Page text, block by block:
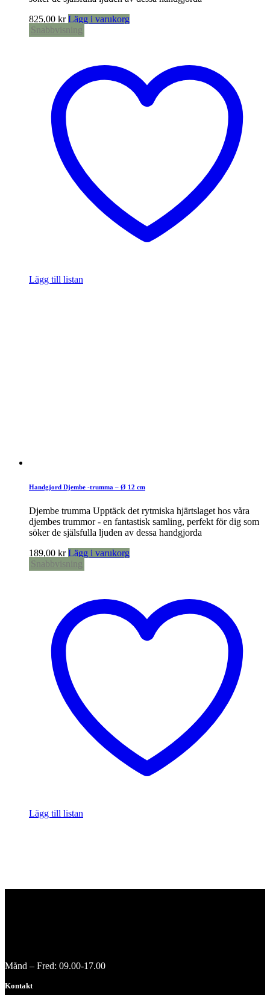
825,00 kr Lägg i varukorg
Snabbvisning
Lägg till listan
Handgjord Djembe -trumma – Ø 12 cm
Djembe trumma Upptäck det rytmiska hjärtslaget hos våra
djembes trummor - en fantastisk samling, perfekt för dig som
söker de själsfulla ljuden av dessa handgjorda
189,00 kr Lägg i varukorg
Snabbvisning
Lägg till listan
Månd – Fred: 09.00-17.00
Kontakt